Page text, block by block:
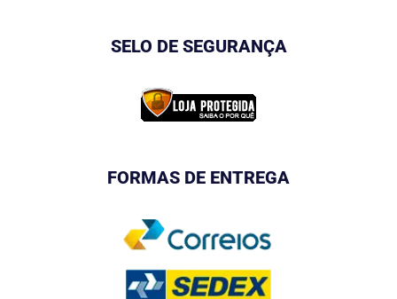
SELO DE SEGURANÇA
FORMAS DE ENTREGA